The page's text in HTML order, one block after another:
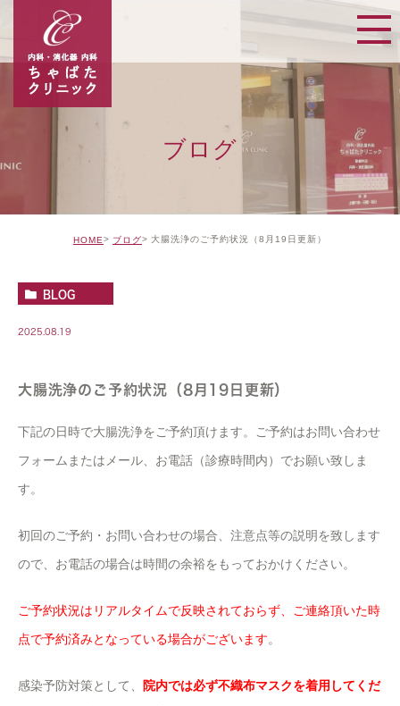
ブログ
HOME ブログ 大腸洗浄のご予約状況（8月19日更新）
BLOG
2025.08.19
大腸洗浄のご予約状況（8月19日更新）
下記の日時で大腸洗浄をご予約頂けます。ご予約はお問い合わせ
フォームまたはメール、お電話（診療時間内）でお願い致しま
す。
初回のご予約・お問い合わせの場合、注意点等の説明を致します
ので、お電話の場合は時間の余裕をもっておかけください。
ご予約状況はリアルタイムで反映されておらず、ご連絡頂いた時
点で予約済みとなっている場合がございます。
感染予防対策として、
院内では必ず不織布マスクを着用してくだ